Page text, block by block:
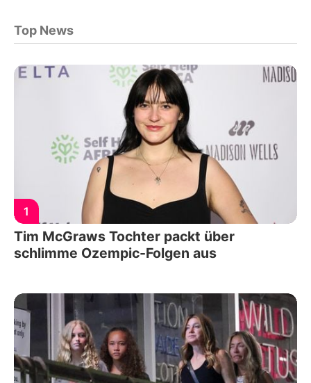
Top News
1
Tim McGraws Tochter packt über
schlimme Ozempic-Folgen aus